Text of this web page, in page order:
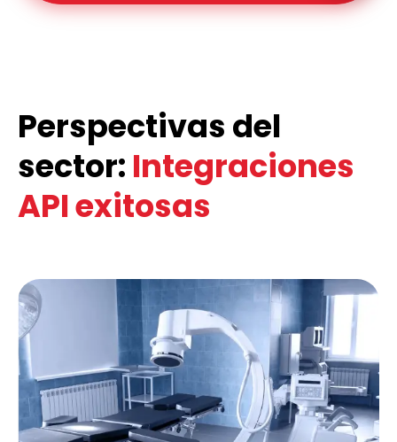
Perspectivas del
sector: Integraciones
API exitosas